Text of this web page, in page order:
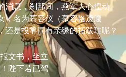
息，刹那间，燕军人心惶动。
，名为慕容仪（慕容恪遗腹
还是投靠同有亲缘的拓跋珪呢？
文书，坐立
陛下若已驾